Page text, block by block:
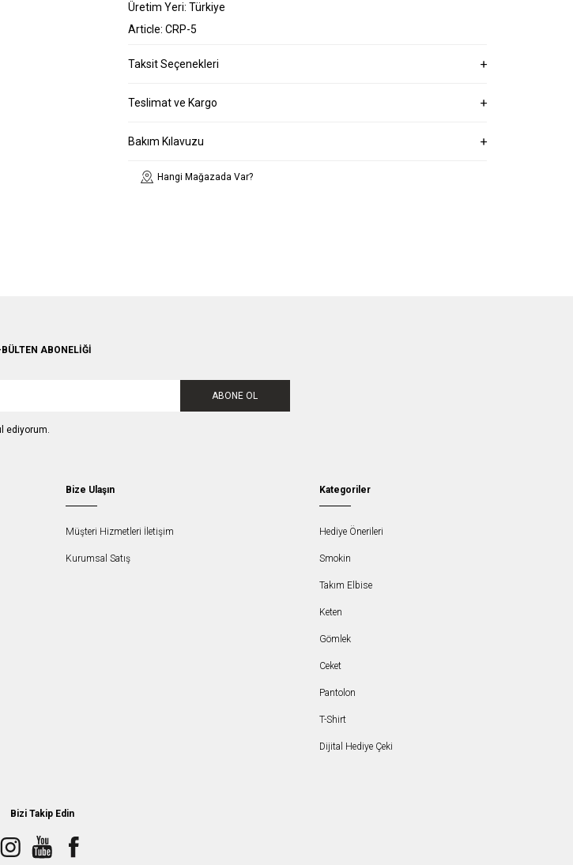
Üretim Yeri: Türkiye
Article: CRP-5
Taksit Seçenekleri
Teslimat ve Kargo
Bakım Kılavuzu
Hangi Mağazada Var?
BÜLTEN ABONELIĞI
ABONE OL
ediyorum.
Bize Ulaşın
Müşteri Hizmetleri İletişim
Kurumsal Satış
Kategoriler
Hediye Önerileri
Smokin
Takım Elbise
Keten
Gömlek
Ceket
Pantolon
T-Shirt
Dijital Hediye Çeki
Bizi Takip Edin